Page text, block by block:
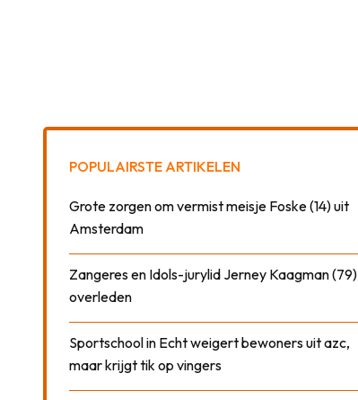
POPULAIRSTE ARTIKELEN
Grote zorgen om vermist meisje Foske (14) uit
Amsterdam
Zangeres en Idols-jurylid Jerney Kaagman (79)
overleden
Sportschool in Echt weigert bewoners uit azc,
maar krijgt tik op vingers